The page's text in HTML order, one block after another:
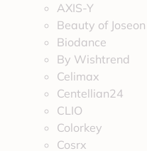
AXIS-Y
Beauty of Joseon
Biodance
By Wishtrend
Celimax
Centellian24
CLIO
Colorkey
Cosrx